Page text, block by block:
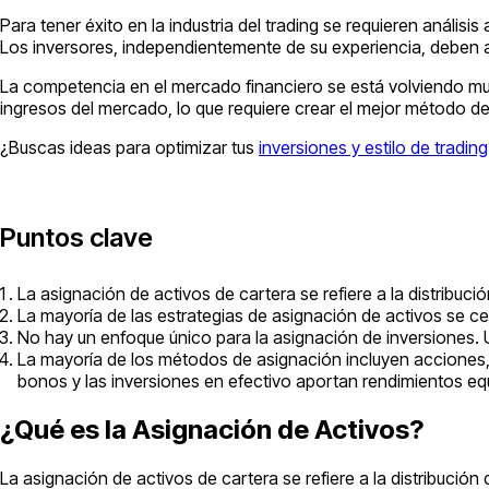
Para tener éxito en la industria del trading se requieren
Los inversores, independientemente de su experiencia,
La competencia en el mercado financiero se está volviendo
ingresos del mercado, lo que requiere crear el mejor método
¿Buscas ideas para optimizar tus inversiones y estilo de trading
Puntos clave
La asignación de activos de cartera se refiere a la
La mayoría de las estrategias de asignación de activos se
No hay un enfoque único para la asignación de
La mayoría de los métodos de asignación incluyen
bonos y las inversiones en efectivo aportan rendimientos
¿Qué es la Asignación de Activos?
La asignación de activos de cartera se refiere a la